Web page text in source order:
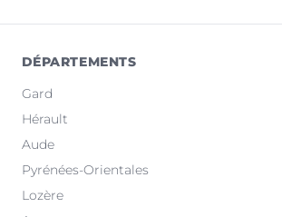
DÉPARTEMENTS
Gard
Hérault
Aude
Pyrénées-Orientales
Lozère